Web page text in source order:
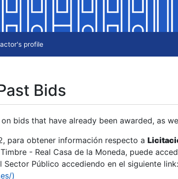
profile
Bids
bids that have already been awarded, as
para obtener información respecto a
- Real Casa de la Moneda, puede
Público accediendo en el siguiente link:
)